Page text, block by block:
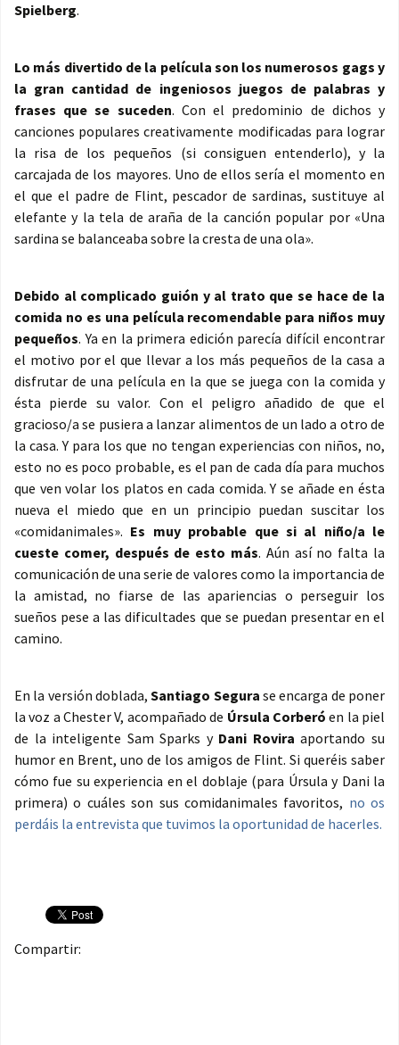
Spielberg.
Lo más divertido de la película son los numerosos gags y
la gran cantidad de ingeniosos juegos de palabras y
frases que se suceden. Con el predominio de dichos y
canciones populares creativamente modificadas para lograr
la risa de los pequeños (si consiguen entenderlo), y la
carcajada de los mayores. Uno de ellos sería el momento en
el que el padre de Flint, pescador de sardinas, sustituye al
elefante y la tela de araña de la canción popular por «Una
sardina se balanceaba sobre la cresta de una ola».
Debido al complicado guión y al trato que se hace de la
comida no es una película recomendable para niños muy
pequeños. Ya en la primera edición parecía difícil encontrar
el motivo por el que llevar a los más pequeños de la casa a
disfrutar de una película en la que se juega con la comida y
ésta pierde su valor. Con el peligro añadido de que el
gracioso/a se pusiera a lanzar alimentos de un lado a otro de
la casa. Y para los que no tengan experiencias con niños, no,
esto no es poco probable, es el pan de cada día para muchos
que ven volar los platos en cada comida. Y se añade en ésta
nueva el miedo que en un principio puedan suscitar los
«comidanimales». Es muy probable que si al niño/a le
cueste comer, después de esto más. Aún así no falta la
comunicación de una serie de valores como la importancia de
la amistad, no fiarse de las apariencias o perseguir los
sueños pese a las dificultades que se puedan presentar en el
camino.
En la versión doblada,Santiago Segura se encarga de poner
la voz a Chester V, acompañado de Úrsula Corberó en la piel
de la inteligente Sam Sparks y Dani Rovira aportando su
humor en Brent, uno de los amigos de Flint. Si queréis saber
cómo fue su experiencia en el doblaje (para Úrsula y Dani la
primera) o cuáles son sus comidanimales favoritos, no os
perdáis la entrevista que tuvimos la oportunidad de hacerles.
Compartir: